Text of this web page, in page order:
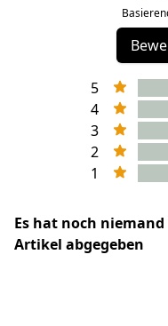
5
4
3
2
1
Es hat noch
Artikel abgegeben